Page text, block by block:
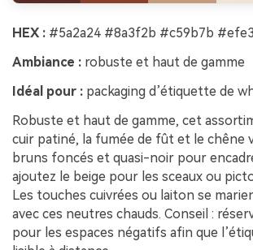
HEX : #5a2a24 #8a3f2b #c59b7b
Ambiance : robuste et haut de gamme
Idéal pour : packaging d’étiquette de
Robuste et haut de gamme, cet
cuir patiné, la fumée de fût et le chêne
bruns foncés et quasi-noir pour
ajoutez le beige pour les sceaux ou
Les touches cuivrées ou laiton se
avec ces neutres chauds. Conseil :
pour les espaces négatifs afin que